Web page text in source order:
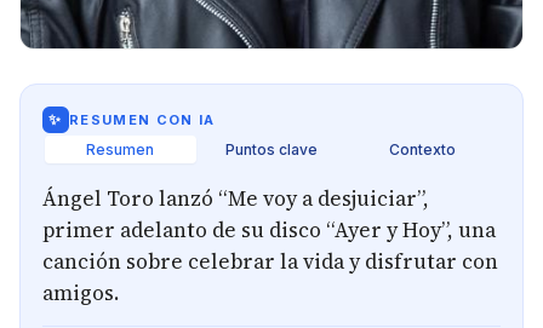
✨ RESUMEN CON IA
Resumen Puntos clave Contexto
Ángel Toro lanzó “Me voy a desjuiciar”,
primer adelanto de su disco “Ayer y Hoy”, una
canción sobre celebrar la vida y disfrutar con
amigos.